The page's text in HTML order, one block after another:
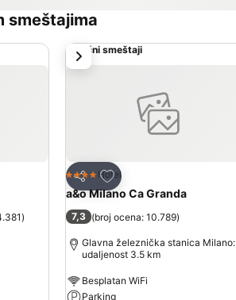
smeštajima
)
Slični smeštaji
Deli
Dodati u favorite
4 Zvezdice
Hotel
a&o Milano Ca Granda
7,3 (broj ocena: 10.789)
Glavna železnička stanica Milano:
udaljenost 3.5 km
Besplatan WiFi
Parking
sledeće